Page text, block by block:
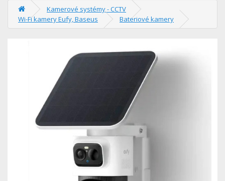
Kamerové systémy - CCTV
Wi-Fi kamery Eufy, Baseus
Bateriové kamery